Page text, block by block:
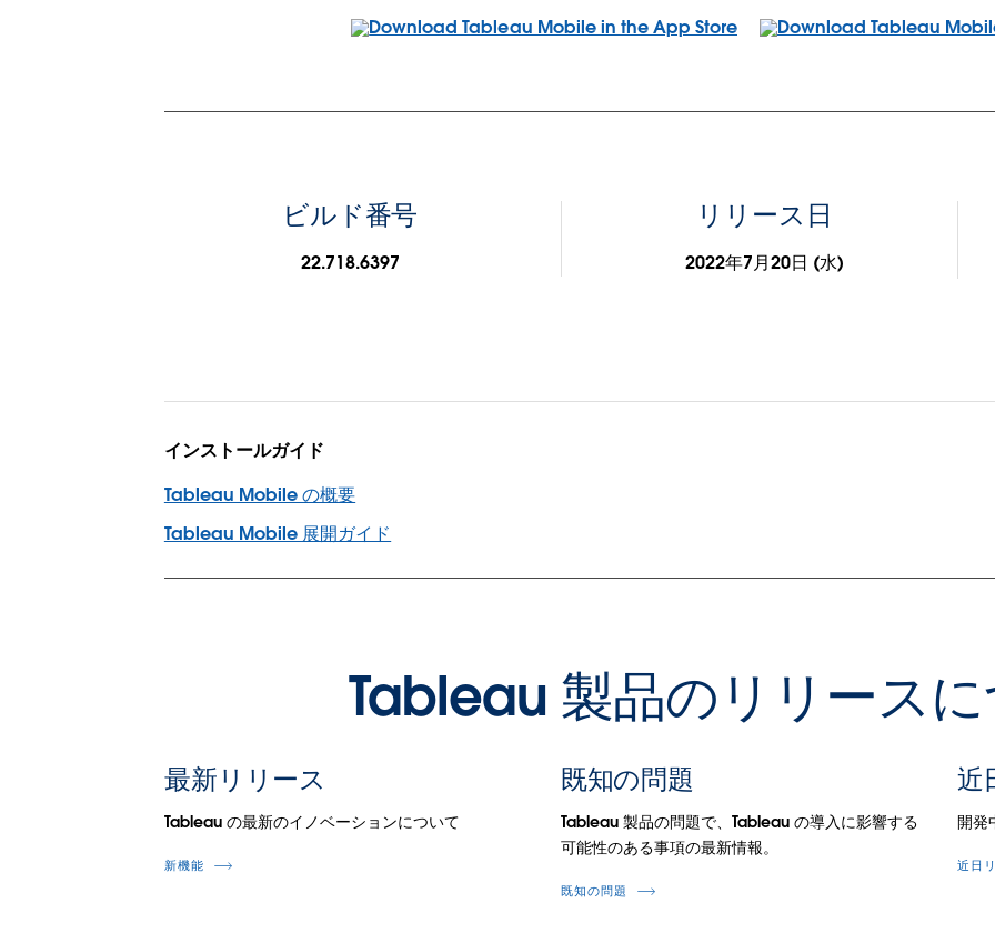
ビルド番号
22.718.6397
リリース日
2022年7月20日 (水)
インストールガイド
Tableau Mobile の概要
Tableau Mobile 展開ガイド
Tableau 製品のリリース
最新リリース
Tableau の最新のイノベーションについて
新機能
既知の問題
Tableau 製品の問題で、Tableau の導入に影響する
可能性のある事項の最新情報。
既知の問題
近
開発
近日